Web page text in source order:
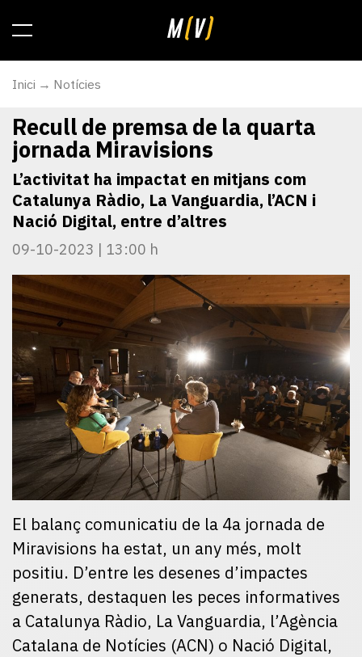
Inici Notícies
Recull de premsa de la quarta
jornada Miravisions
L’activitat ha impactat en mitjans com
Catalunya Ràdio, La Vanguardia, l’ACN i
Nació Digital, entre d’altres
09-10-2023 | 13:00 h
El balanç comunicatiu de la 4a jornada de
Miravisions ha estat, un any més, molt
positiu. D’entre les desenes d’impactes
generats, destaquen les peces informatives
a Catalunya Ràdio, La Vanguardia, l’Agència
Catalana de Notícies (ACN) o Nació Digital,